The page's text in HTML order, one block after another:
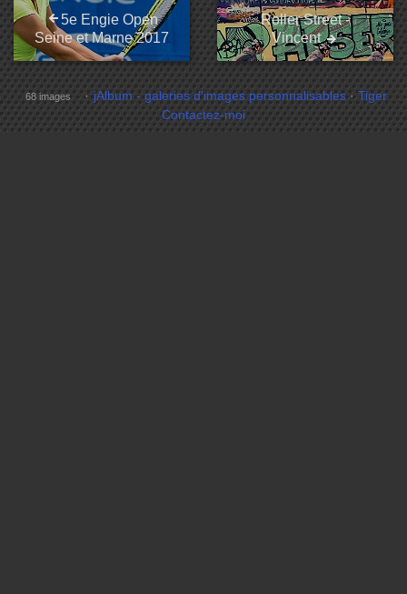
5e Engie Open
Seine et Marne 2017
Roller Street -
Vincent
68 images jAlbum - galeries d'images personnalisables·Tiger
Contactez-moi